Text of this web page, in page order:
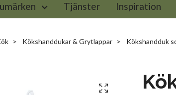
Tjänster Inspiration
Kökshanddukar & Grytlappar Kökshandduk